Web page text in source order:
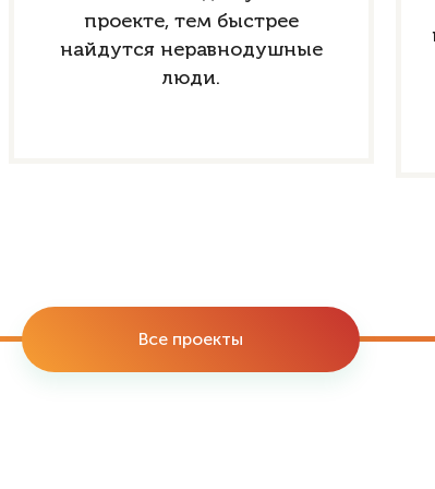
проекте, тем быстрее
найдутся неравнодушные
люди.
Все проекты